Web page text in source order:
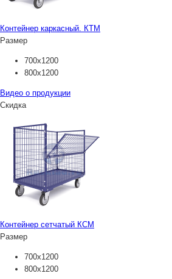
Контейнер каркасный. КТМ
Размер
700х1200
800х1200
Видео о продукции
Скидка
Контейнер сетчатый КСМ
Размер
700х1200
800х1200